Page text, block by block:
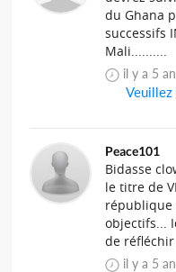
du Ghana
successifs
Mali..........
il y a 5
Veuillez
Peace101
Bidasse
le titre de
république
objectifs...
de
il y a 5